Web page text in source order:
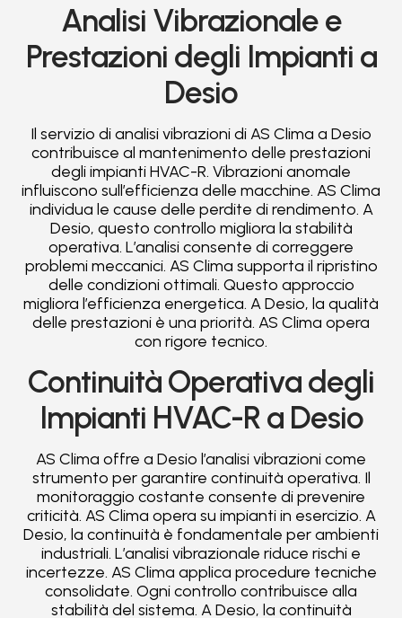
Analisi Vibrazionale e
Prestazioni degli Impianti a
Desio
Il servizio di analisi vibrazioni di AS Clima a Desio
contribuisce al mantenimento delle prestazioni
degli impianti HVAC-R. Vibrazioni anomale
influiscono sull’efficienza delle macchine. AS Clima
individua le cause delle perdite di rendimento. A
Desio, questo controllo migliora la stabilità
operativa. L’analisi consente di correggere
problemi meccanici. AS Clima supporta il ripristino
delle condizioni ottimali. Questo approccio
migliora l’efficienza energetica. A Desio, la qualità
delle prestazioni è una priorità. AS Clima opera
con rigore tecnico.
Continuità Operativa degli
Impianti HVAC-R a Desio
AS Clima offre a Desio l’analisi vibrazioni come
strumento per garantire continuità operativa. Il
monitoraggio costante consente di prevenire
criticità. AS Clima opera su impianti in esercizio. A
Desio, la continuità è fondamentale per ambienti
industriali. L’analisi vibrazionale riduce rischi e
incertezze. AS Clima applica procedure tecniche
consolidate. Ogni controllo contribuisce alla
stabilità del sistema. A Desio, la continuità